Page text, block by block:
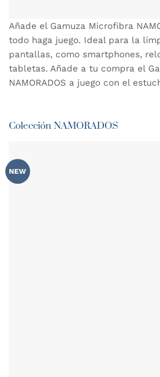
Añade el Gamuza Microfibra
todo haga juego. Ideal para la
pantallas, como smartphones,
tabletas. Añade a tu compra el
NAMORADOS a juego con el
Colección NAMORADOS
NEW